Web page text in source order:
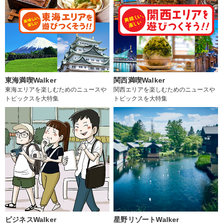
東海満喫Walker
東海エリアを楽しむためのニュースや
トピックスを大特集
関西満喫Walker
関西エリアを楽しむためのニュースや
トピックスを大特集
ビジネスWalker 星野リゾートWalker